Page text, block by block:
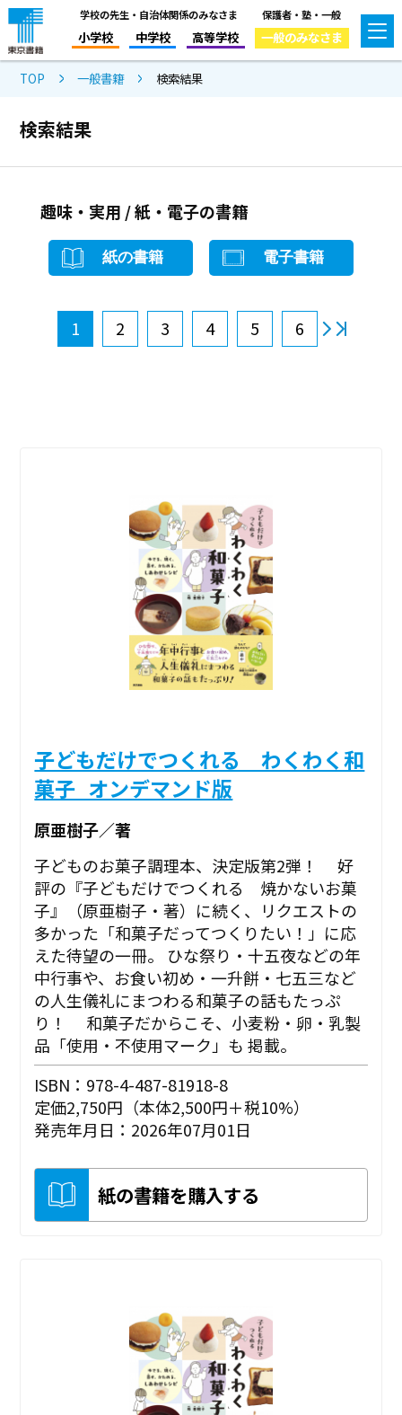
学校の先生・自治体関係のみなさま
小学校 中学校 高等学校
保護者・塾・一般
一般のみなさま
TOP 一般書籍 検索結果
検索結果
趣味・実用 / 紙・電子の書籍
紙の書籍 電子書籍
1 2 3 4 5 6
子どもだけでつくれる わくわく和
菓子_オンデマンド版
原亜樹子／著
子どものお菓子調理本、決定版第2弾！ 好
評の『子どもだけでつくれる 焼かないお菓
子』（原亜樹子・著）に続く、リクエストの
多かった「和菓子だってつくりたい！」に応
えた待望の一冊。 ひな祭り・十五夜などの年
中行事や、お食い初め・一升餅・七五三など
の人生儀礼にまつわる和菓子の話もたっぷ
り！ 和菓子だからこそ、小麦粉・卵・乳製
品「使用・不使用マーク」も 掲載。
ISBN：978-4-487-81918-8
定価2,750円（本体2,500円＋税10%）
発売年月日：2026年07月01日
紙の書籍を購入する